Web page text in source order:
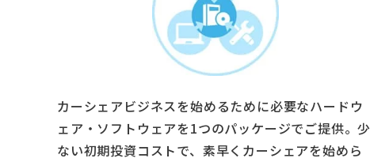
カーシェアビジネスを始めるために必要なハードウ
ェア・ソフトウェアを1つのパッケージでご提供。少
ない初期投資コストで、素早くカーシェアを始めら